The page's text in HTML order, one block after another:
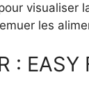
visualiser
les
: